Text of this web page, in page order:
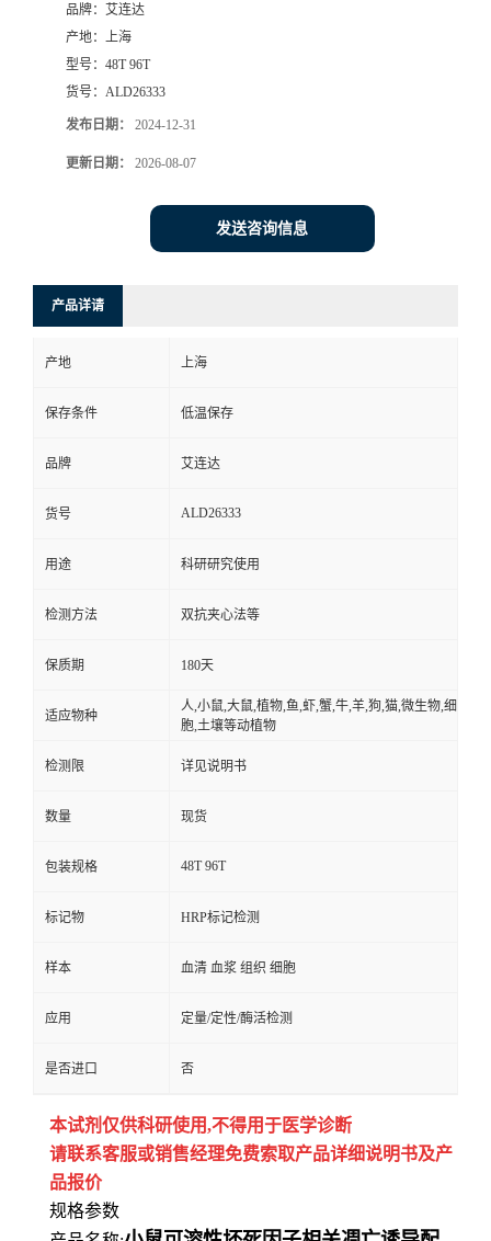
品牌： 艾连达
产地： 上海
型号： 48T 96T
货号： ALD26333
发布日期： 2024-12-31
更新日期： 2026-08-07
发送咨询信息
产品详请
产地 上海
保存条件 低温保存
品牌 艾连达
货号 ALD26333
用途 科研研究使用
检测方法 双抗夹心法等
保质期 180天
适应物种
人,小鼠,大鼠,植物,鱼,虾,蟹,牛,羊,狗,猫,微生物,细
胞,土壤等动植物
检测限 详见说明书
数量 现货
包装规格 48T 96T
标记物 HRP标记检测
样本 血清 血浆 组织 细胞
应用 定量/定性/酶活检测
是否进口 否
本试剂仅供科研使用,不得用于医学诊断
请联系客服或销售经理免费索取产品详细说明书及产
品报价
规格参数